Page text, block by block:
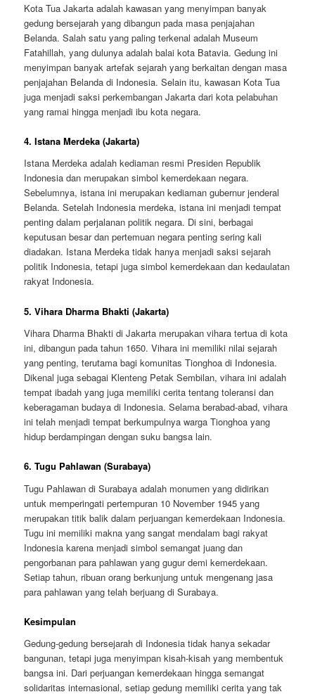
Kota Tua Jakarta adalah kawasan yang menyimpan banyak
gedung bersejarah yang dibangun pada masa penjajahan
Belanda. Salah satu yang paling terkenal adalah Museum
Fatahillah, yang dulunya adalah balai kota Batavia. Gedung ini
menyimpan banyak artefak sejarah yang berkaitan dengan masa
penjajahan Belanda di Indonesia. Selain itu, kawasan Kota Tua
juga menjadi saksi perkembangan Jakarta dari kota pelabuhan
yang ramai hingga menjadi ibu kota negara.
4.Istana Merdeka (Jakarta)
Istana Merdeka adalah kediaman resmi Presiden Republik
Indonesia dan merupakan simbol kemerdekaan negara.
Sebelumnya, istana ini merupakan kediaman gubernur jenderal
Belanda. Setelah Indonesia merdeka, istana ini menjadi tempat
penting dalam perjalanan politik negara. Di sini, berbagai
keputusan besar dan pertemuan negara penting sering kali
diadakan. Istana Merdeka tidak hanya menjadi saksi sejarah
politik Indonesia, tetapi juga simbol kemerdekaan dan kedaulatan
rakyat Indonesia.
5.Vihara Dharma Bhakti (Jakarta)
Vihara Dharma Bhakti di Jakarta merupakan vihara tertua di kota
ini, dibangun pada tahun 1650. Vihara ini memiliki nilai sejarah
yang penting, terutama bagi komunitas Tionghoa di Indonesia.
Dikenal juga sebagai Klenteng Petak Sembilan, vihara ini adalah
tempat ibadah yang juga memiliki cerita tentang toleransi dan
keberagaman budaya di Indonesia. Selama berabad-abad, vihara
ini telah menjadi tempat berkumpulnya warga Tionghoa yang
hidup berdampingan dengan suku bangsa lain.
6.Tugu Pahlawan (Surabaya)
Tugu Pahlawan di Surabaya adalah monumen yang didirikan
untuk memperingati pertempuran 10 November 1945 yang
merupakan titik balik dalam perjuangan kemerdekaan Indonesia.
Tugu ini memiliki makna yang sangat mendalam bagi rakyat
Indonesia karena menjadi simbol semangat juang dan
pengorbanan para pahlawan yang gugur demi kemerdekaan.
Setiap tahun, ribuan orang berkunjung untuk mengenang jasa
para pahlawan yang telah berjuang di Surabaya.
Kesimpulan
Gedung-gedung bersejarah di Indonesia tidak hanya sekadar
bangunan, tetapi juga menyimpan kisah-kisah yang membentuk
bangsa ini. Dari perjuangan kemerdekaan hingga semangat
solidaritas internasional, setiap gedung memiliki cerita yang tak